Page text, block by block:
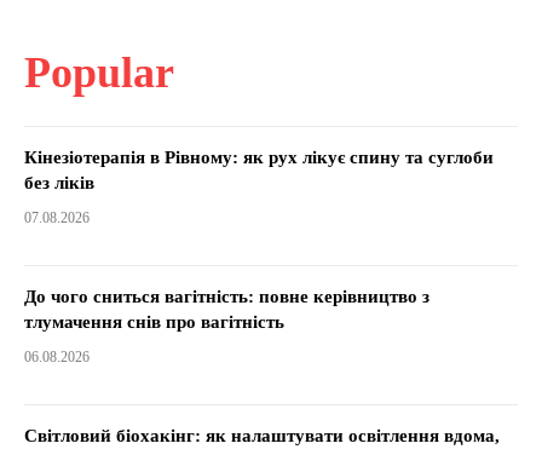
Popular
Кінезіотерапія в Рівному: як рух лікує спину та суглоби
без ліків
07.08.2026
До чого сниться вагітність: повне керівництво з
тлумачення снів про вагітність
06.08.2026
Світловий біохакінг: як налаштувати освітлення вдома,